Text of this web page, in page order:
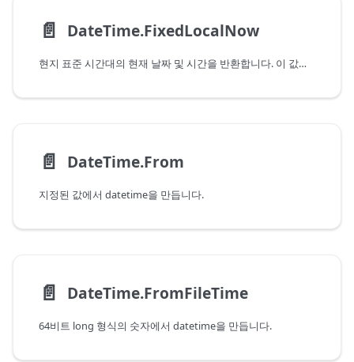
📄️ DateTime.FixedLocalNow
현지 표준 시간대의 현재 날짜 및 시간을 반환합니다. 이 값은 고정되므로 이후 호출에서도 변경되지 않습니다.
📄️ DateTime.From
지정된 값에서 datetime을 만듭니다.
📄️ DateTime.FromFileTime
64비트 long 형식의 숫자에서 datetime을 만듭니다.